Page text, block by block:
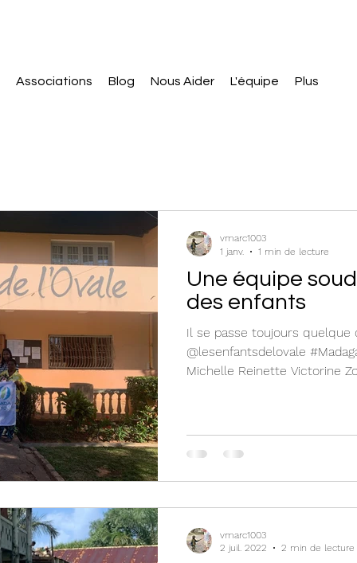
Associations Blog Nous Aider L'équipe Plus
Une équipe
des enfants
Il se passe toujours quelque
@lesenfantsdelovale
Michelle Reinette Victorine
donner un métier aux
Coiffure, Couture/Broderie
moment ensemble, r
vmarc1003
1 janv.
1 min de lecture
vmarc1003
2 juil. 2022
2 min de lecture